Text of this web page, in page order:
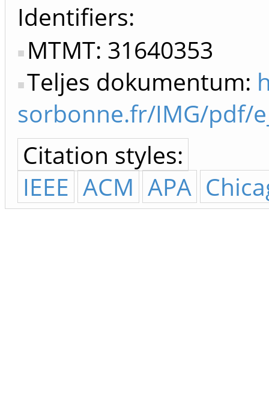
Identifiers
MTMT: 31640353
Teljes dokumentum:
sorbonne.fr/IMG/pdf/
Citation styles:
IEEE ACM APA